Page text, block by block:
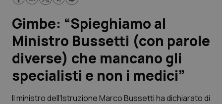
Governo e Parlamento
Regioni e Asl
Lavoro e Professioni
Scienza e Farmaci
Gimbe: “Spieghiamo al
Ministro Bussetti (con parole
diverse) che mancano gli
specialisti e non i medici”
Il ministro dell'Istruzione Marco Bussetti ha dichiarato di